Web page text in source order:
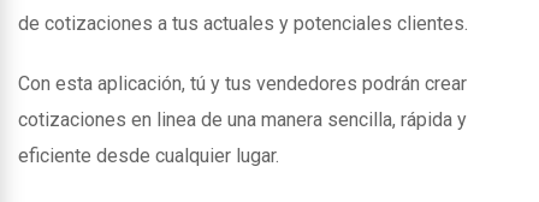
de cotizaciones a tus actuales y potenciales clientes.
Con esta aplicación, tú y tus vendedores podrán crear
cotizaciones en linea de una manera sencilla, rápida y
eficiente desde cualquier lugar.